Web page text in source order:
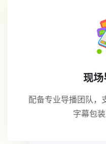
现
配备专业导播团队，
字幕包